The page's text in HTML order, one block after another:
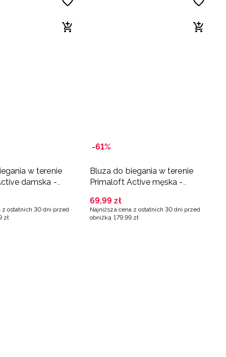
w terenie
damska -
z ostatnich 30 dni przed
zł
-61%
Bluza do biegania w terenie
Primaloft Active męska -
69,99 zł
Najniższa cena z ostatnich 30 dni przed
obniżką 179,99 zł